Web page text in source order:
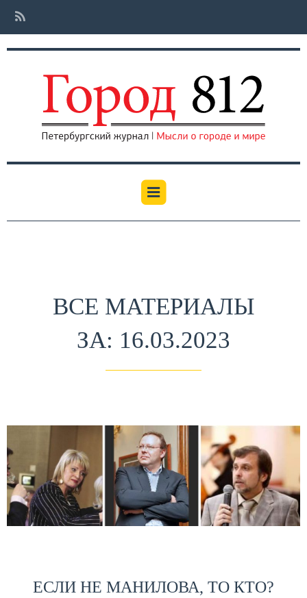
ВСЕ МАТЕРИАЛЫ
ЗА: 16.03.2023
ЕСЛИ НЕ МАНИЛОВА, ТО КТО?